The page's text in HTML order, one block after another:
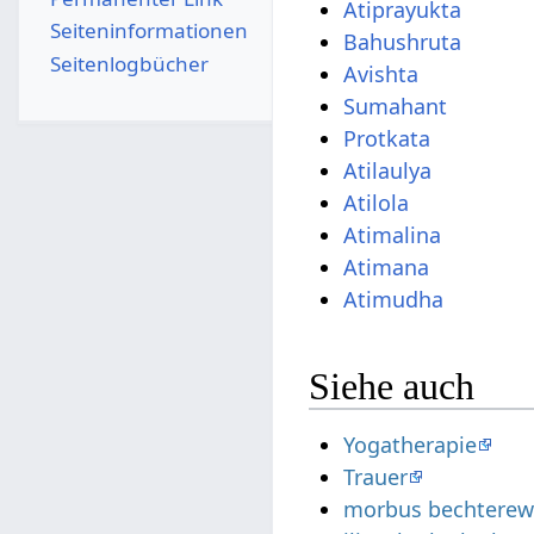
Atiprayukta
Bahushruta
Avishta
Sumahant
Protkata
Atilaulya
Atilola
Atimalina
Atimana
Atimudha
Siehe auch
Yogatherapie
Trauer
morbus bechterew
Seiten­­informationen
Seitenlogbücher